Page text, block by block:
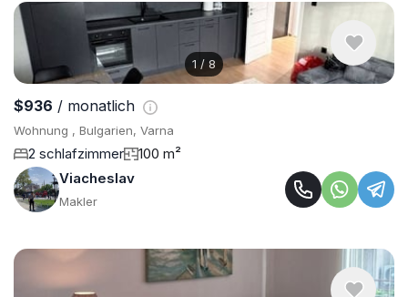
1 / 8
$936 / monatlich
Wohnung , Bulgarien, Varna
2 schlafzimmer
100 m²
Viacheslav
Makler